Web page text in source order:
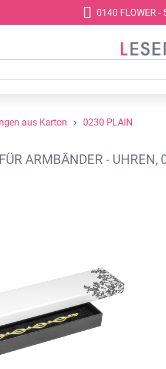
0140 FLOWER -
aus Karton 0230 PLAIN
ARMBÄNDER -